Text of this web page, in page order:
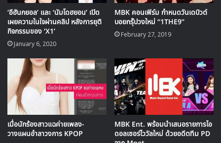
ก่อนหน้านี้ช่วงกลางปีที่ผ่านมา ทั้ง 2 วง เพิ่งมีการคัมแบคไป
โดยThe SEEYAคัมแบคในเดือนเมษายน และSPEEDคัม
แบคในเดือน มิถุนายน
‘อีฮันกยอล’ และ ‘นัมโดฮยอน’ เปิด
เผยความในใจผ่านคลิป หลังการยุติ
กิจกรรมของ ‘X1’
January 6, 2020
MBK คอนเฟิร์ม กำหนดวันเดบิวต์
บอยกรุ๊ปวงใหม่ “1THE9”
February 27, 2019
เมื่อนักร้องสาวแฉค่ายเพลง-
วางแผนอำลาวงการ KPOP
MBK Ent. พร้อมนำเสนอรายการไอ
ดอลเซอร์ไววัลใหม่ ด้วยอดีตทีม PD